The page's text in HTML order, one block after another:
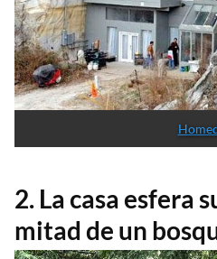
2. La casa esfera
mitad de un